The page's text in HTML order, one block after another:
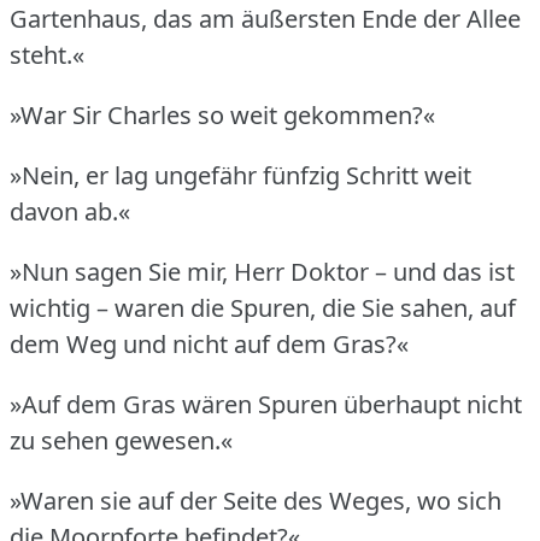
Gartenhaus, das am äußersten Ende der Allee
steht.«
»War Sir Charles so weit gekommen?«
»Nein, er lag ungefähr fünfzig Schritt weit
davon ab.«
»Nun sagen Sie mir, Herr Doktor – und das ist
wichtig – waren die Spuren, die Sie sahen, auf
dem Weg und nicht auf dem Gras?«
»Auf dem Gras wären Spuren überhaupt nicht
zu sehen gewesen.«
»Waren sie auf der Seite des Weges, wo sich